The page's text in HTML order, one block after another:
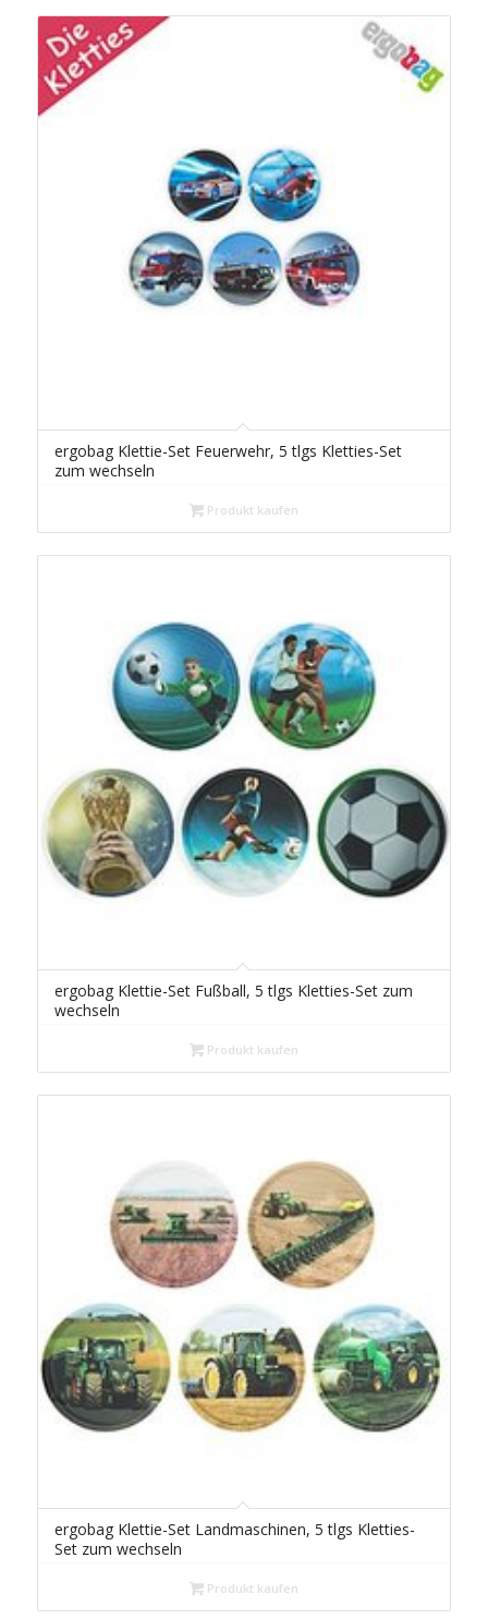
ergobag Klettie-Set Feuerwehr, 5 tlgs Kletties-Set
zum wechseln
Produkt kaufen
ergobag Klettie-Set Fußball, 5 tlgs Kletties-Set zum
wechseln
Produkt kaufen
ergobag Klettie-Set Landmaschinen, 5 tlgs Kletties-
Set zum wechseln
Produkt kaufen